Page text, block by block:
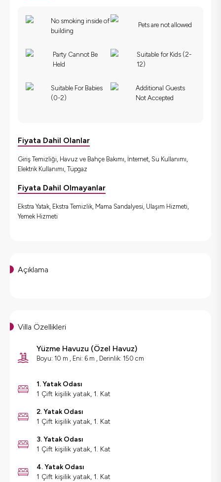
No smoking inside of
building
Pets are not allowed
Party Cannot Be
Held
Suitable for Kids (2-
12)
Suitable For Babies
(0-2)
Additional Guests
Not Accepted
Fiyata Dahil Olanlar
Giriş Temizliği, Havuz ve Bahçe Bakımı, İnternet, Su Kullanımı,
Elektrik Kullanımı, Tüpgaz
Fiyata Dahil Olmayanlar
Ekstra Yatak, Ekstra Temizlik, Mama Sandalyesi, Ulaşım Hizmeti,
Yemek Hizmeti
Açıklama
Villa Özellikleri
Yüzme Havuzu (Özel Havuz)
Boyu: 10 m , Eni: 6 m , Derinlik: 150 cm
1. Yatak Odası
1 Çift kişilik yatak, 1. Kat
2. Yatak Odası
1 Çift kişilik yatak, 1. Kat
3. Yatak Odası
1 Çift kişilik yatak, 1. Kat
4. Yatak Odası
1 Çift kişilik yatak, 1. Kat